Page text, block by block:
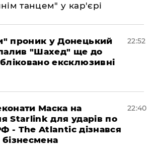
танцем" у кар'єрі
проник у Донецький
"Шахед" ще до
ексклюзивні
22:52
Маска на
Starlink для ударів по
- The Atlantic дізнався
22:40